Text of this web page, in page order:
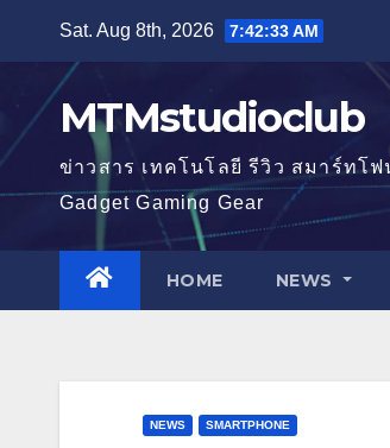
content
Sat. Aug 8th, 2026 7:42:34 AM
MTMstudioclub
ข่าวสาร เทคโนโลยี รีวิว สมาร์ทโฟ
Gadget Gaming Gear
HOME NEWS
NEWS SMARTPHONE